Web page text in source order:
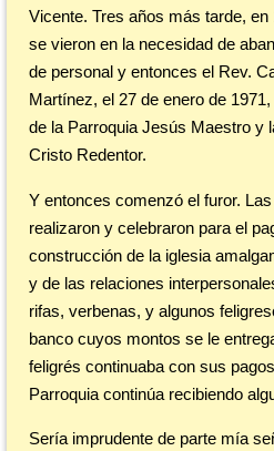
Vicente. Tres años más tarde,
se vieron en la necesidad de
de personal y entonces el Rev.
Martínez, el 27 de enero de
de la Parroquia Jesús Maestro y
Cristo Redentor.
Y entonces comenzó el furor.
realizaron y celebraron para el
construcción de la iglesia
y de las relaciones
rifas, verbenas, y algunos
banco cuyos montos se le
feligrés continuaba con sus
Parroquia continúa recibiendo
Sería imprudente de parte mía